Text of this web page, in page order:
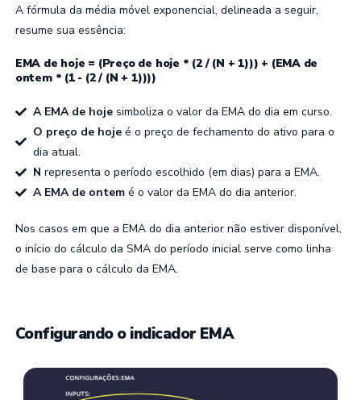
A fórmula da média móvel exponencial, delineada a seguir,
resume sua essência:
EMA de hoje = (Preço de hoje * (2 / (N + 1))) + (EMA de
ontem * (1 - (2 / (N + 1))))
A EMA de hoje simboliza o valor da EMA do dia em curso.
O preço de hoje é o preço de fechamento do ativo para o
dia atual.
N representa o período escolhido (em dias) para a EMA.
A EMA de ontem é o valor da EMA do dia anterior.
Nos casos em que a EMA do dia anterior não estiver disponível,
o início do cálculo da SMA do período inicial serve como linha
de base para o cálculo da EMA.
Configurando o indicador EMA